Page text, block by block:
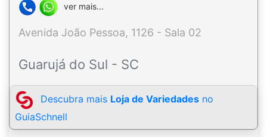
ver mais...
Avenida João Pessoa, 1126 - Sala 02
Guarujá do Sul - SC
Descubra mais Loja de Variedades no
GuiaSchnell